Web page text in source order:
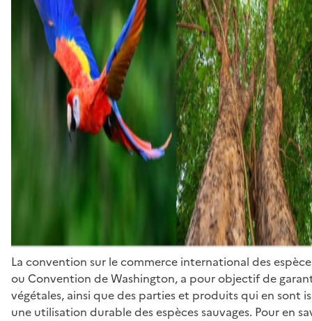
La convention sur le commerce international des
ou Convention de Washington, a pour objectif de
végétales, ainsi que des parties et produits qui en sont
une utilisation durable des espèces sauvages. Pour en